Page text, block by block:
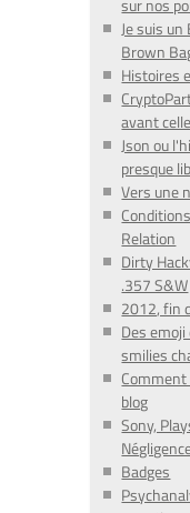
sur nos
Je suis
Brown
Histoires
avant
Json ou
presque
Vers une
Relation
Dirty
.357 S&W
2012, fin
Des
smilies
blog
Sony,
Badges